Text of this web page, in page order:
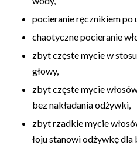
pocieranie ręcznikiem po
chaotyczne pocieranie
zbyt częste mycie w
głowy,
zbyt częste mycie
bez nakładania odżywki,
zbyt rzadkie mycie
łoju stanowi odżywkę